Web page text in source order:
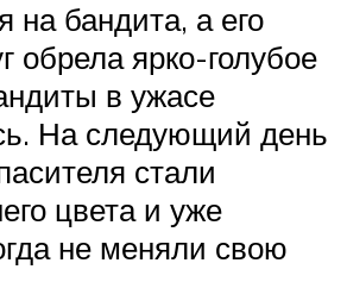
на бандита, а его
обрела ярко-голубое
в ужасе
На следующий день
стали
цвета и уже
не меняли свою